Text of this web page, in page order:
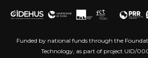
Funded by national funds through the
Technology, as part of project UID/